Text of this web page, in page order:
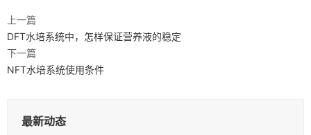
上一篇
DFT水培系统中，怎样保证营养液的稳定
下一篇
NFT水培系统使用条件
最新动态